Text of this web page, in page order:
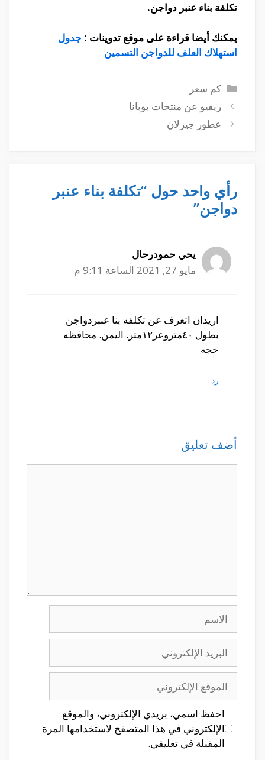
تكلفة بناء عنبر دواجن.
يمكنك أيضا قراءة على موقع تدوينات : جدول
استهلاك العلف للدواجن التسمين
التصنيفات
كم سعر
ريفيو عن منتجات بوبانا
عطور جيرلان
رأي واحد حول “تكلفة بناء عنبر
دواجن”
يحي حمودرحال
مايو 27, 2021 الساعة 9:11 م
اريدان اتعرف عن تكلفه بنا عنبردواجن
بطول ٤٠متروعر١٢متر. اليمن. محافظه
حجه
رد
أضف تعليق
الاسم
البريد
الإلكتروني
الموقع
الإلكتروني
احفظ اسمي، بريدي الإلكتروني، والموقع
الإلكتروني في هذا المتصفح لاستخدامها المرة
المقبلة في تعليقي.